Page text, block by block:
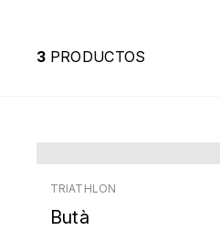
3 PRODUCTOS
TRIATHLON
Butà